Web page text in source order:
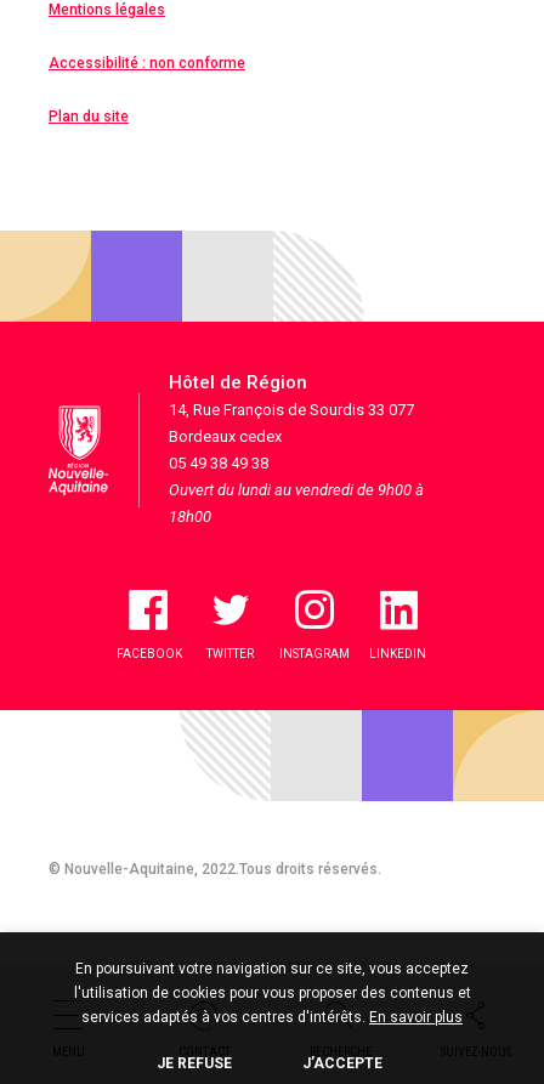
Mentions légales
Accessibilité : non conforme
Plan du site
Hôtel de Région
14, Rue François de Sourdis 33 077
Bordeaux cedex
05 49 38 49 38
Ouvert du lundi au vendredi de 9h00 à
18h00
FACEBOOK TWITTER INSTAGRAM LINKEDIN
© Nouvelle-Aquitaine, 2022.Tous droits réservés.
En poursuivant votre navigation sur ce site, vous acceptez
l'utilisation de cookies pour vous proposer des contenus et
services adaptés à vos centres d'intérêts. En savoir plus
JE REFUSE J’ACCEPTE